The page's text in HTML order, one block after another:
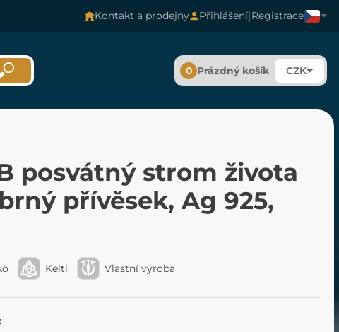
Kontakt a prodejny Přihlášení|Registrace
0 Prázdný košík CZK
posvátný strom života
přívěsek, Ag 925,
Kelti Vlastní výroba